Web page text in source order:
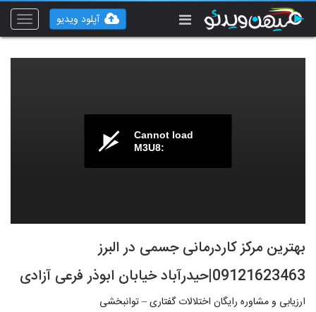
Toggle
آپلود ویدیو
Cannot load
M3U8:
بهترین مرکز کاردرمانی جسمی در البرز
09121623463|حیدرآباد خیابان ابوذر فرعی آزادی
ارزیابی و مشاوره رایگان اختلالات گفتاری – توانبخشی